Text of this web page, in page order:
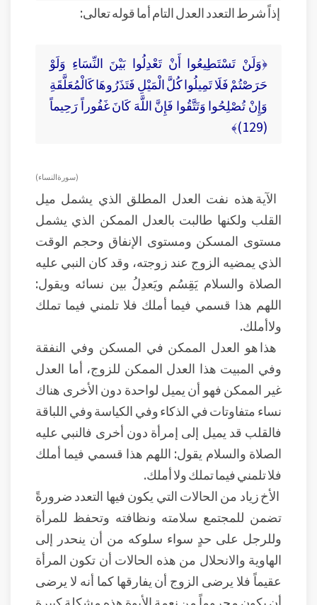
إذاً شرط التعدد العدل التام أما قوله تعالى:
﴿وَلَنْ تَسْتَطِيعُوا أَنْ تَعْدِلُوا بَيْنَ النِّسَاءِ وَلَوْ
حَرَصْتُمْ فَلَا تَمِيلُوا كُلَّ الْمَيْلِ فَتَذَرُوهَا كَالْمُعَلَّقَةِ
وَإِنْ تُصْلِحُوا وَتَتَّقُوا فَإِنَّ اللَّهَ كَانَ غَفُوراً رَحِيماً
(129)﴾
(سورة النساء)
الآية هذه نفت العدل المطلق الذي يشمل ميل
القلب ولكنها طالبت بالعدل الممكن الذي يشمل
مستوى المسكن ومستوى الإنفاق وحجم الوقت
الذي يمضيه الزوج عند زوجته، وقد كان النبي عليه
الصلاة والسلام يَقِسُم ويَعدِلُ بين نسائه ويقول:
اللهم هذا قسمي فيما أملك فلا تلمني فيما تملك
ولاأملك.
هذا هو العدل الممكن في المسكن وفي النفقة
وفي المبيت هذا العدل الممكن للزوج، أما العدل
غير الممكن فهو أن يميل لواحدة دون الأخرى هناك
نساء متفاوتات في الذكاء وفي الكياسة وفي اللباقة
فالقلب قد يميل إلى إمرأة دون أخرى فالنبي عليه
الصلاة والسلام يقول: اللهم هذا قسمي فيما أملك
فلا تلمني فيما تملك ولا أملك.
الأخ زياد من الحالات التي يكون فيها التعدد ضرورةً
تضمن للمجتمع سلامته ونظافته وتحفظ للمرأة
وللرجل على حدٍ سواء سلوكه من أن ينحدر إلى
الهاوية والانحلال من هذه الحالات أن تكون المرأة
عقيماً فلا يرضى الزوج أن يفارقها كما أنه لا يرضى